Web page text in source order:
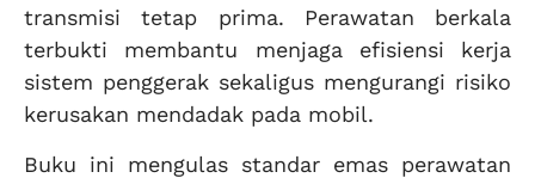
transmisi tetap prima. Perawatan berkala
terbukti membantu menjaga efisiensi kerja
sistem penggerak sekaligus mengurangi risiko
kerusakan mendadak pada mobil.
Buku ini mengulas standar emas perawatan